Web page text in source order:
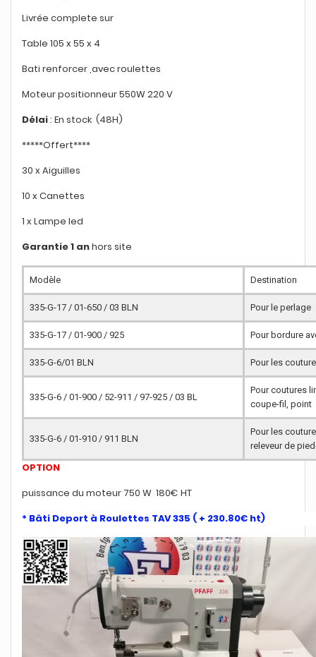
Livrée complete sur
Table 105 x 55 x 4
Bati renforcer ,avec roulettes
Moteur positionneur 550W 220 V
Délai: En stock (48H)
*****Offert****
30 x Aiguilles
10 x Canettes
1 x Lampe led
Garantie 1 anhors site
Modèle Destination
335-G-17 / 01-650 / 03 BLN Pour le perlage
335-G-17 / 01-900 / 925 Pour bordure
335-G-6/01 BLN Pour les
335-G-6 / 01-900 / 52-911 / 97-925 / 03 BL
Pour coutures
coupe-fil, point
335-G-6 / 01-910 / 911 BLN
Pour les
releveur de
OPTION
puissance du moteur 750 W 180€ HT
* Bâti Deport à Roulettes TAV 335 ( + 230.80€ ht)